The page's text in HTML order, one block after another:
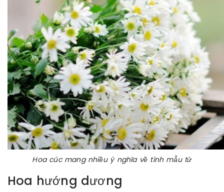
Hoa cúc mang nhiều ý nghĩa về tình mẫu tử
Hoa hướng dương